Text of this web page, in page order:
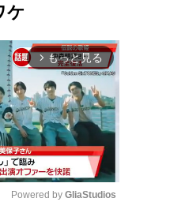
ケ
arrow_forward_ios もっと見る
Powered by GliaStudios